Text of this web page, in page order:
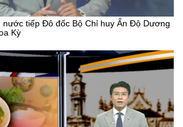
nước tiếp Đô đốc Bộ Chỉ huy Ấn Độ Dương
Kỳ